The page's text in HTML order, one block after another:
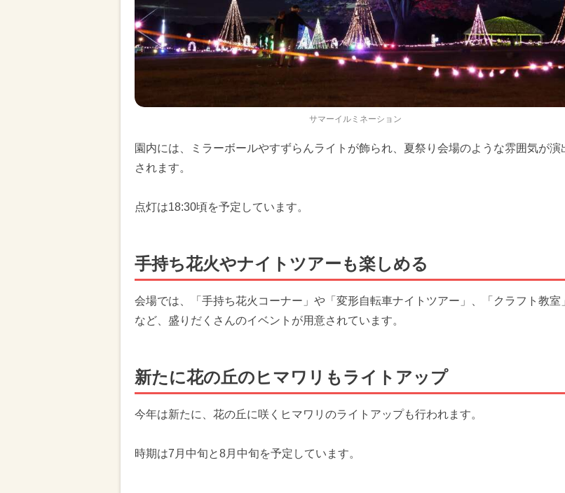
サマーイルミネーション
園内には、ミラーボールやすずらんライトが飾られ、夏祭り会場のような雰囲気が演
されます。
点灯は18:30頃を予定しています。
手持ち花火やナイトツアーも楽しめる
会場では、「手持ち花火コーナー」や「変形自転車ナイトツアー」、「クラフト教室
など、盛りだくさんのイベントが用意されています。
新たに花の丘のヒマワリもライトアップ
今年は新たに、花の丘に咲くヒマワリのライトアップも行われます。
時期は7月中旬と8月中旬を予定しています。